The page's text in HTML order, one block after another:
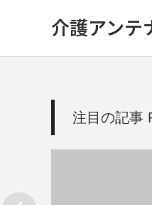
介護アンテ
注目の記事